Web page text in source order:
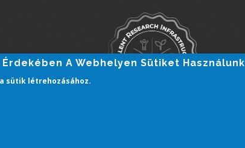
A Webhelyen Sütiket Használunk
sütik létrehozásához.